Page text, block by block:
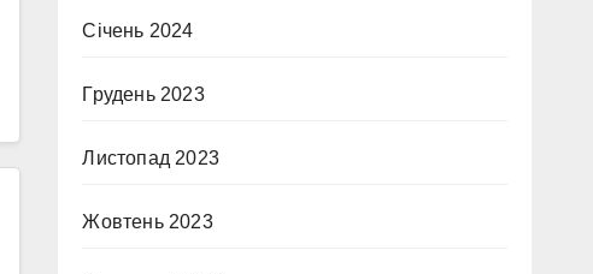
Січень 2024
Грудень 2023
Листопад 2023
Жовтень 2023